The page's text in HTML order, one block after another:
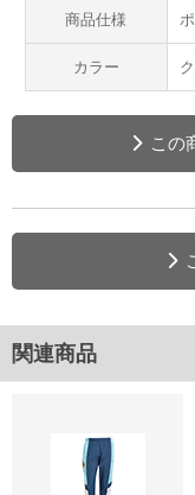
商品仕様
カラー
この
関連商品